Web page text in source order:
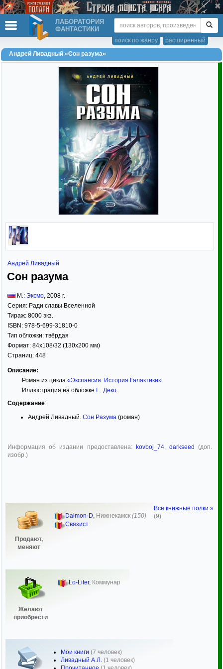
ЛАБОРАТОРИЯ
ФАНТАСТИКИ
расширенный
поиск по жанру
Андрей Ливадный «Сон разума»
Андрей Ливадный
Сон разума
М.: Эксмо, 2008 г.
Серия: Ради славы Вселенной
Тираж: 8000 экз.
ISBN: 978-5-699-31810-0
Тип обложки: твёрдая
Формат: 84x108/32 (130x200 мм)
Страниц: 448
Описание:
Роман из цикла «Экспансия. История Галактики».
Иллюстрация на обложке Е. Деко.
Содержание:
Андрей Ливадный. Сон Разума (роман)
Информация об издании предоставлена: kovboj_74, darkseed
(доп.
изобр.)
Продают,
меняют
Daimon-D, Нижнекамск (150)
Связист
Желают
приобрести
Lo-Liter, Коммунар
Мои книги (7 человек)
Ливадный А.Л. (1 человек)
Все книжные полки »
(9)